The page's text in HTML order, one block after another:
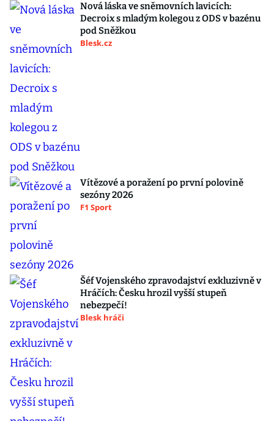
Nová láska ve sněmovních lavicích:
Decroix s mladým kolegou z ODS v bazénu
pod Sněžkou
Blesk.cz
Vítězové a poražení po první polovině
sezóny 2026
F1 Sport
Šéf Vojenského zpravodajství exkluzivně v
Hráčích: Česku hrozil vyšší stupeň
nebezpečí!
Blesk hráči